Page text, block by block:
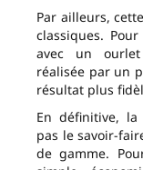
Par ailleurs,
classiques.
avec un ourlet
réalisée par un
résultat plus
En définitive,
pas le savoir-
de gamme.